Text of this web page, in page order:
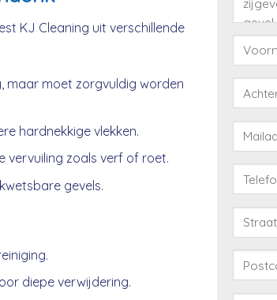
KJ Cleaning uit verschillende
maar moet zorgvuldig worden
hardnekkige vlekken.
vervuiling zoals verf of roet.
gevels.
diepe verwijdering.